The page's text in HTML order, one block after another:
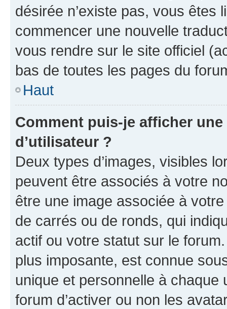
désirée n’existe pas, vous êtes
commencer une nouvelle
vous rendre sur le site officiel
bas de toutes les pages du
Haut
Comment puis-je afficher
d’utilisateur ?
Deux types d’images, visibles
peuvent être associés à votre
être une image associée à
de carrés ou de ronds, qui
actif ou votre statut sur le
plus imposante, est connue
unique et personnelle à chaque
forum d’activer ou non les